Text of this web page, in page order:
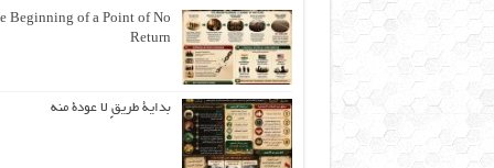
Beginning of a Point of No
Return
بداية طريقٍ لا عودة منه